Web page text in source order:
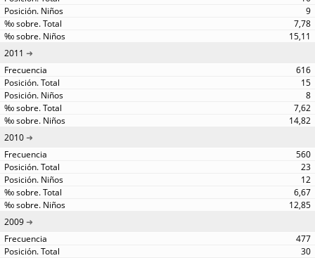
9
7,78
15,11
2011
616
15
8
7,62
14,82
2010
560
23
12
6,67
12,85
2009
477
30